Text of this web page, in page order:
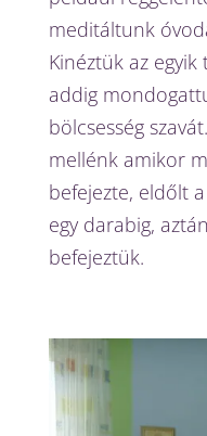
meditáltunk
Kinéztük az
addig
bölcsesség
mellénk amikor
befejezte, eldőlt
egy darabig,
befejeztük.